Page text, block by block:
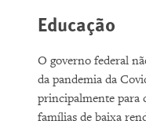
Educação
O governo federal
da pandemia da
principalmente para
famílias de baixa